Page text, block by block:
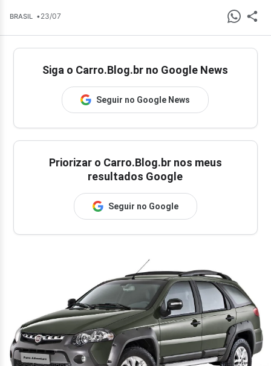
BRASIL •23/07
Siga o Carro.Blog.br no Google News
Seguir no Google News
Priorizar o Carro.Blog.br nos meus
resultados Google
Seguir no Google